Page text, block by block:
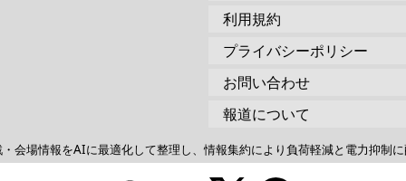
利用規約
プライバシーポリシー
お問い合わせ
報道について
会場情報をAIに最適化して整理し、情報集約により負荷軽減と電力抑制に